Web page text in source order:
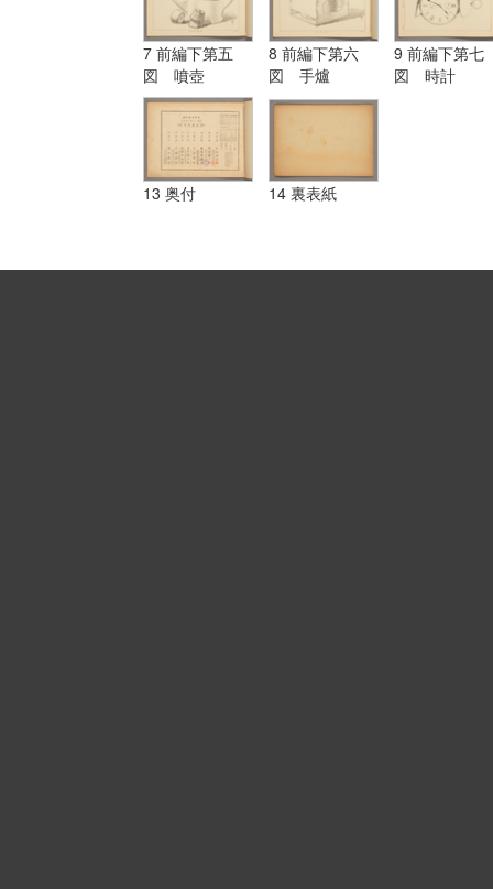
7 前編下第五
図 噴壺
8 前編下第六
図 手爐
9 前編下第七
図 時計
13 奥付 14 裏表紙